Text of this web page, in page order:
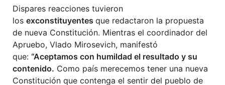
Dispares reacciones tuvieron
los exconstituyentes que redactaron la propuesta
de nueva Constitución. Mientras el coordinador del
Apruebo, Vlado Mirosevich, manifestó
que: “Aceptamos con humildad el resultado y su
contenido. Como país merecemos tener una nueva
Constitución que contenga el sentir del pueblo de